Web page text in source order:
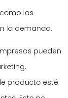
las
la demanda.
pueden
producto esté